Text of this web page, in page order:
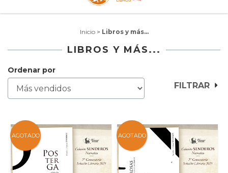
Inicio > Libros y más...
LIBROS Y MÁS...
Ordenar por
FILTRAR
AGOTADO AGOTADO